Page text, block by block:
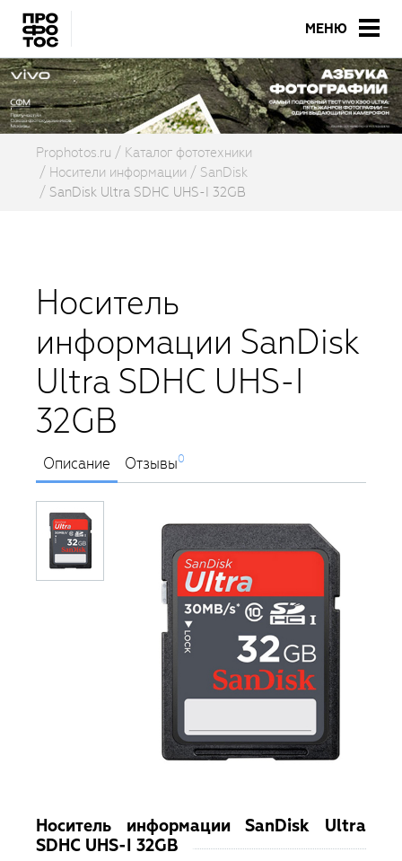
МЕНЮ
Prophotos.ru
Каталог фототехники
Носители информации
SanDisk
SanDisk Ultra SDHC UHS-I 32GB
Носитель
информации SanDisk
Ultra SDHC UHS-I
32GB
Описание Отзывы0
Носитель информации SanDisk Ultra
SDHC UHS-I 32GB